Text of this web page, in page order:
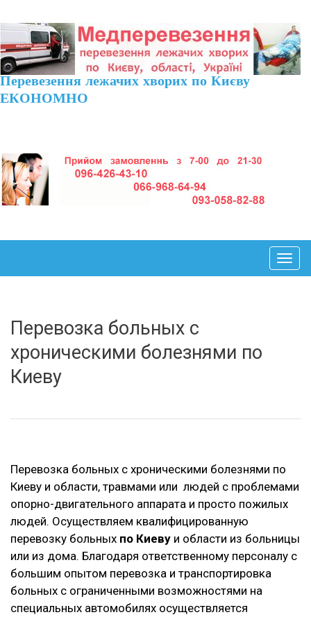
Перевезення лежачих хворих по Києву
ЕКОНОМНО
Перевозка больных с
хроническими болезнями по
Киеву
Перевозка больных с хроническими болезнями по
Киеву и области, травмами или людей с проблемами
опорно-двигательного аппарата и просто пожилых
людей. Осуществляем квалифицированную
перевозку больных по Киеву и области из больницы
или из дома. Благодаря ответственному персоналу с
большим опытом перевозка и транспортировка
больных с ограниченными возможностями на
специальных автомобилях осуществляется